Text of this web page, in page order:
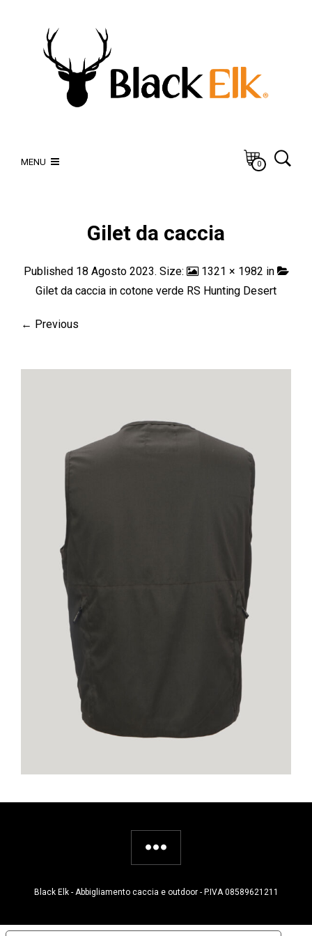
MENU 0
Gilet da caccia
Published 18 Agosto 2023. Size: 1321 × 1982 in
Gilet da caccia in cotone verde RS Hunting Desert
← Previous
Black Elk - Abbigliamento caccia e outdoor - P.IVA 08589621211